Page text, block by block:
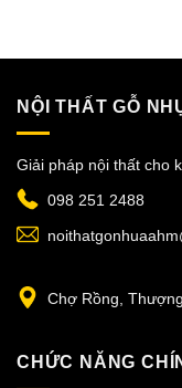
NỘI THẤT GỖ
Giải pháp nội thất cho
098 251 2488
Chợ Rồng,
CHỨC NĂNG